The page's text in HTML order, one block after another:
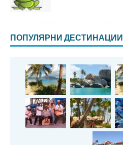
ПОПУЛЯРНИ ДЕСТИНАЦИИ